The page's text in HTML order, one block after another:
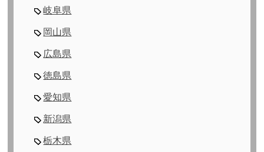
岐阜県
岡山県
広島県
徳島県
愛知県
新潟県
栃木県